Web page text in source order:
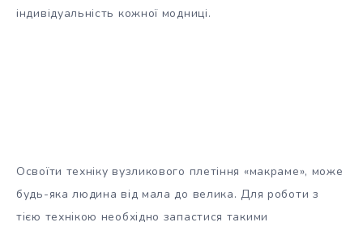
індивідуальність кожної модниці.
Освоїти техніку вузликового плетіння «макраме», може
будь-яка людина від мала до велика. Для роботи з
тією технікою необхідно запастися такими